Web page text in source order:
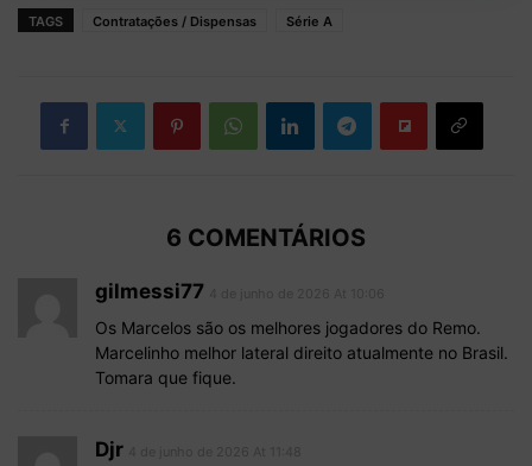
TAGS Contratações / Dispensas Série A
6 COMENTÁRIOS
gilmessi77
Os Marcelos são os melhores jogadores do Remo.
Marcelinho melhor lateral direito atualmente no Brasil.
Tomara que fique.
Djr